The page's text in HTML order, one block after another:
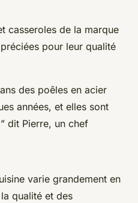
casseroles de la marque
pour leur qualité
des poêles en acier
années, et elles sont
dit Pierre, un chef
varie grandement en
qualité et des